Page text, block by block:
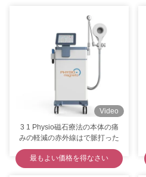
Video
3 1 Physio磁石療法の本体の痛
みの軽減の赤外線はで脈打った
最もよい価格を得なさい